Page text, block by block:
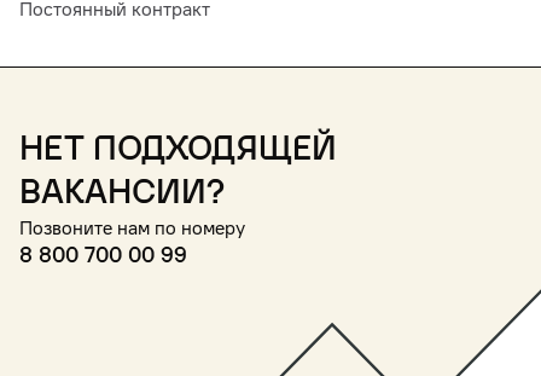
Постоянный контракт
Нет подходящей
вакансии?
Позвоните нам по номеру
8 800 700 00 99